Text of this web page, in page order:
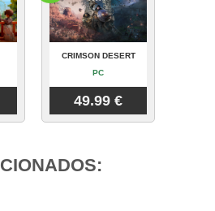
CRIMSON DESERT
PC
49.99 €